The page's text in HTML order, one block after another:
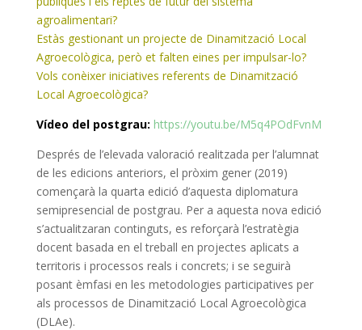
agroalimentari?
Estàs gestionant un projecte de Dinamització Local
Agroecològica, però et falten eines per impulsar-lo?
Vols conèixer iniciatives referents de Dinamització
Local Agroecològica?
Vídeo del postgrau: https://youtu.be/M5q4POdFvnM
Després de l’elevada valoració realitzada per l’alumnat
de les edicions anteriors, el pròxim gener (2019)
començarà la quarta edició d’aquesta diplomatura
semipresencial de postgrau. Per a aquesta nova edició
s’actualitzaran continguts, es reforçarà l’estratègia
docent basada en el treball en projectes aplicats a
territoris i processos reals i concrets; i se seguirà
posant èmfasi en les metodologies participatives per
als processos de Dinamització Local Agroecològica
(DLAe).